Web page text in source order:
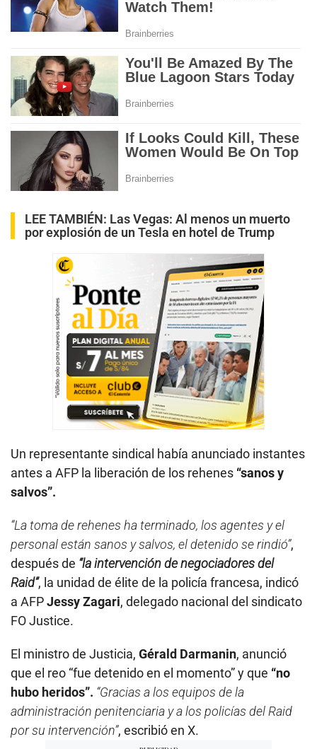
LEE TAMBIÉN: Las Vegas: Al menos un muerto
por explosión de un Tesla en hotel de Trump
Un representante sindical había anunciado instantes
antes a AFP la liberación de los rehenes “sanos y
salvos”.
“La toma de rehenes ha terminado, los agentes y el
personal están sanos y salvos, el detenido se rindió”,
después de “la intervención de negociadores del
Raid”, la unidad de élite de la policía francesa, indicó
a AFPJessy Zagari, delegado nacional del sindicato
FO Justice.
El ministro de Justicia, Gérald Darmanin, anunció
que el reo “fue detenido en el momento” y que “no
hubo heridos”. “Gracias a los equipos de la
administración penitenciaria y a los policías del Raid
por su intervención”, escribió en X.